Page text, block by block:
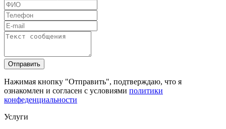
Нажимая кнопку "Отправить", подтверждаю, что я
ознакомлен и согласен с условиями политики
конфеденциальности
Услуги